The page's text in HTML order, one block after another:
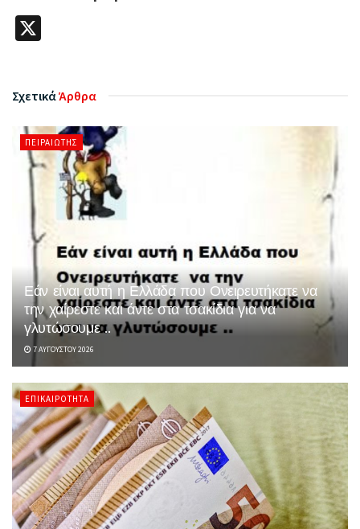
ΣχετικάΆρθρα
ΠΕΙΡΑΙΏΤΗΣ
Εάν είναι αυτή η Ελλάδα που Ονειρευτήκατε να
την χαίρεστε και άντε στα τσακίδια για να
γλυτώσουμε ..
7 ΑΥΓΟΎΣΤΟΥ 2026
ΕΠΙΚΑΙΡΌΤΗΤΑ